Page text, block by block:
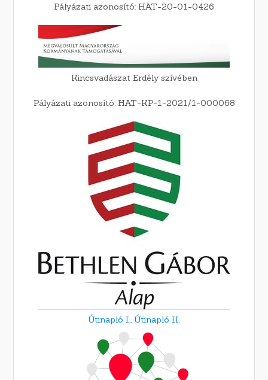
Pályázati azonosító: HAT-20-01-0426
Kincsvadászat Erdély szívében
Pályázati azonosító: HAT-KP-1-2021/1-000068
Útinapló I., Útinapló II.